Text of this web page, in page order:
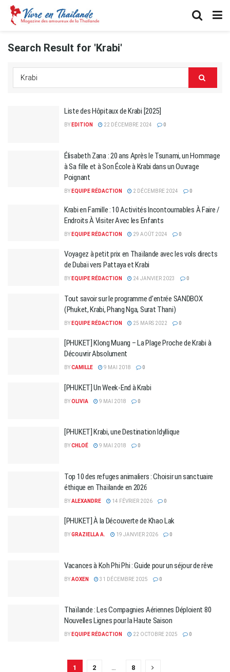
Search Result for 'Krabi'
Liste des Hôpitaux de Krabi [2025]
BY EDITION 22 DÉCEMBRE 2024 0
Élisabeth Zana : 20 ans Après le Tsunami, un Hommage
à Sa fille et à Son École à Krabi dans un Ouvrage
Poignant
BY EQUIPE RÉDACTION 2 DÉCEMBRE 2024 0
Krabi en Famille : 10 Activités Incontournables À Faire /
Endroits À Visiter Avec les Enfants
BY EQUIPE RÉDACTION 29 AOÛT 2024 0
Voyagez à petit prix en Thaïlande avec les vols directs
de Dubaï vers Pattaya et Krabi
BY EQUIPE RÉDACTION 24 JANVIER 2023 0
Tout savoir sur le programme d’entrée SANDBOX
(Phuket, Krabi, Phang Nga, Surat Thani)
BY EQUIPE RÉDACTION 25 MARS 2022 0
[PHUKET] Klong Muang – La Plage Proche de Krabi à
Découvrir Absolument
BYCAMILLE 9 MAI 2018 0
[PHUKET] Un Week-End à Krabi
BYOLIVIA 9 MAI 2018 0
[PHUKET] Krabi, une Destination Idyllique
BYCHLOÉ 9 MAI 2018 0
Top 10 des refuges animaliers : Choisir un sanctuaire
éthique en Thaïlande en 2026
BYALEXANDRE 14 FÉVRIER 2026 0
[PHUKET] À la Découverte de Khao Lak
BYGRAZIELLA A. 19 JANVIER 2026 0
Vacances à Koh Phi Phi : Guide pour un séjour de rêve
BYAOXEN 31 DÉCEMBRE 2025 0
Thaïlande : Les Compagnies Aériennes Déploient 80
Nouvelles Lignes pour la Haute Saison
BY EQUIPE RÉDACTION 22 OCTOBRE 2025 0
1 2 8